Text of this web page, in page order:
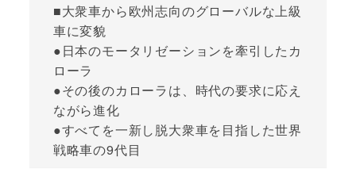
■大衆車から欧州志向のグローバルな上級
車に変貌
●日本のモータリゼーションを牽引したカ
ローラ
●その後のカローラは、時代の要求に応え
ながら進化
●すべてを一新し脱大衆車を目指した世界
戦略車の9代目